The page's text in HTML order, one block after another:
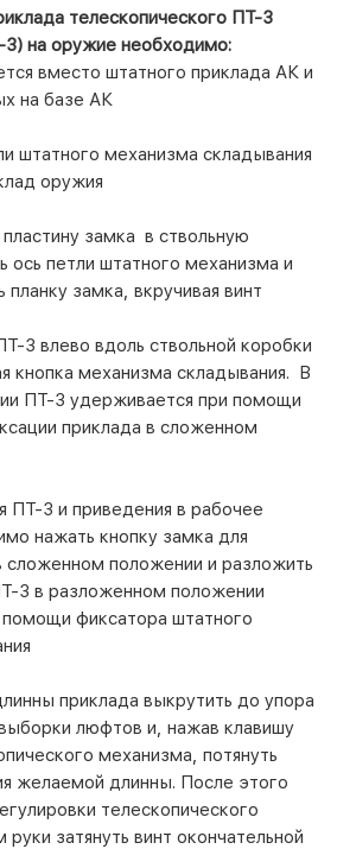
телескопического ПТ-3
3) на оружие необходимо:
вместо штатного приклада АК и
на базе АК
штатного механизма складывания
оружия
замка в ствольную
ось петли штатного механизма и
замка, вкручивая винт
3 влево вдоль ствольной коробки
кнопка механизма складывания. В
ПТ-3 удерживается при помощи
приклада в сложенном
ПТ-3 и приведения в рабочее
нажать кнопку замка для
сложенном положении и разложить
3 в разложенном положении
фиксатора штатного
приклада выкрутить до упора
люфтов и, нажав клавишу
механизма, потянуть
желаемой длинны. После этого
телескопического
затянуть винт окончательной